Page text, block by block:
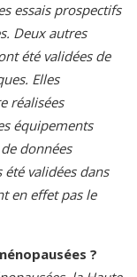
essais prospectifs
Deux autres
été validées de
Elles
réalisées
équipements
données
validées dans
en effet pas le
?